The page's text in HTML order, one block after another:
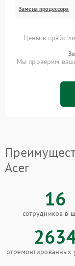
Замена процессора
Цены в прайс-
Мы проверим
Acer
16
сотрудников в
отремонтированных